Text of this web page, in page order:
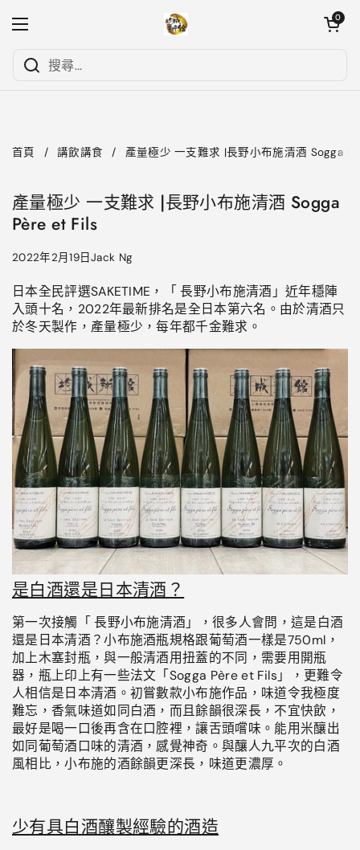
開啟選單
開啟購物
0
首頁 / 講飲講食 / 產量極少 一支難求 |長野小布施清酒 Sogga
產量極少 一支難求 |長野小布施清酒 Sogga
Père et Fils
2022年2月19日Jack Ng
日本全民評選SAKETIME， 「 長野小布施清酒 」 近年穩陣
入頭十名，2022年最新排名是全日本第六名。由於清酒只
於冬天製作，產量極少，每年都千金難求。
是白酒還是日本清酒？
第一次接觸 「 長野小布施清酒 」 ，很多人會問，這是白酒
還是日本清酒？小布施酒瓶規格跟葡萄酒一樣是750ml，
加上木塞封瓶，與一般清酒用扭蓋的不同，需要用開瓶
器，瓶上印上有一些法文「Sogga Père et Fils」，更難令
人相信是日本清酒。 初嘗數款小布施作品，味道令我極度
難忘，香氣味道如同白酒， 而且餘韻很深長，不宜快飲，
最好是喝一口後再含在口腔裡，讓舌頭嚐味。 能用米釀出
如同葡萄酒口味的清酒，感覺神奇。與釀人九平次的白酒
風相比，小布施的酒餘韻更深長，味道更濃厚。
少有具白酒釀製經驗的酒造